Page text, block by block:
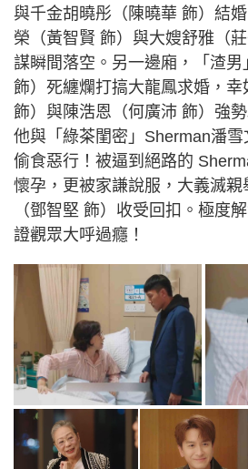
與千金胡曉彤（陳曉華 飾）結
榮（黃智賢 飾）與大嫂舒雅（
謀瞬間落空。另一邊廂，「渣
飾）死纏爛打搞大龍鳳求婚，
飾）與陳浩恩（何廣沛 飾）強
他與「綠茶閨密」Sherman潘
偷食惡行！被逼到絕路的
懷孕，更被家謙說服，大義滅親
（鄧智堅 飾）收受回扣。極度
證觀眾大呼過癮！